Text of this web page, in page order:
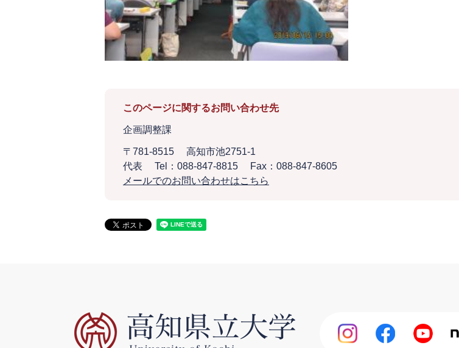
このページに関するお問い合わせ先
企画調整課
〒781-8515
高知市池2751-1
代表
Tel：088-847-8815
Fax：088-847-8605
メールでのお問い合わせはこちら